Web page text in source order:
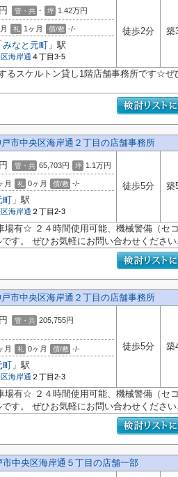
円 管・共 - 坪 1.42万円
礼 1ヶ月 償/敷 -/-
みなと元町 」駅
海岸通 ４丁目3-5
徒歩2分 築
るスケルトン貸し1階店舗事務所です☆
市中央区海岸通２丁目の店舗事務所
円 管・共 65,703円 坪 1.1 万円
月 礼 0ヶ月 償/敷 -/-
町 」駅
海岸通 ２丁目2-3
徒歩5分 築
場有☆ ２４時間使用可能、機械警備（セ
す。 ぜひお気軽にお問い合わせください
市中央区海岸通２丁目の店舗事務所
円 管・共 205,755円
月 礼 0ヶ月 償/敷 -/-
町 」駅
海岸通 ２丁目2-3
徒歩5分 築
場有☆ ２４時間使用可能、機械警備（セ
す。 ぜひお気軽にお問い合わせください
市中央区海岸通５丁目の店舗一部